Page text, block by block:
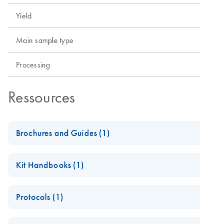
Yield
Main sample type
Processing
Ressources
Brochures and Guides (1)
Kit Handbooks (1)
Protocols (1)